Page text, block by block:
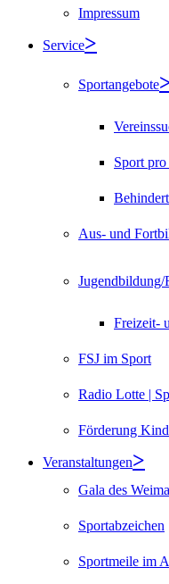
Impressum
Service
Sportangebote
Sport
Aus- und
Jugendbildung/
Freizeit-
FSJ im Sport
Radio Lotte |
Förderung
Veranstaltungen
Gala des
Sportabzeichen
Sportmeile im